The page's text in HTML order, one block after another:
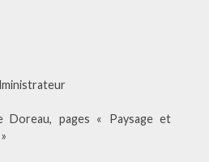
Doreau, pages « Paysage et